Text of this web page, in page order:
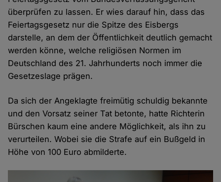
überprüfen zu lassen. Er wies darauf hin, dass das
Feiertagsgesetz nur die Spitze des Eisbergs
darstelle, an dem der Öffentlichkeit deutlich gemacht
werden könne, welche religiösen Normen im
Deutschland des 21. Jahrhunderts noch immer die
Gesetzeslage prägen.
Da sich der Angeklagte freimütig schuldig bekannte
und den Vorsatz seiner Tat betonte, hatte Richterin
Bürschen kaum eine andere Möglichkeit, als ihn zu
verurteilen. Wobei sie die Strafe auf ein Bußgeld in
Höhe von 100 Euro abmilderte.